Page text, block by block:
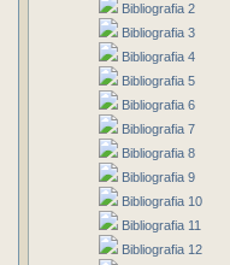
Bibliografia 2
Bibliografia 3
Bibliografia 4
Bibliografia 5
Bibliografia 6
Bibliografia 7
Bibliografia 8
Bibliografia 9
Bibliografia 10
Bibliografia 11
Bibliografia 12